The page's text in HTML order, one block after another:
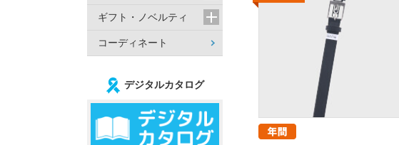
ギフト・ノベルティ
コーディネート
デジタルカタログ